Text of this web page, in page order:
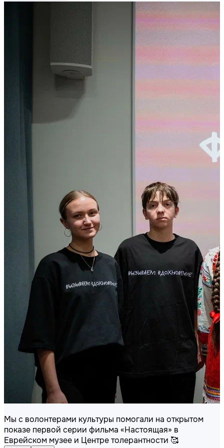
✅научишься готовить документацию и
паспортизировать объекты;
✅изучишь современные подходы к сохранению
материального и нематериального наследия.
стань частью культурного сообщества в своем регионе
Мы с волонтерами культуры помогали на открытом
показе первой серии фильма «Настоящая» в
Еврейском музее и Центре толерантности 🥰